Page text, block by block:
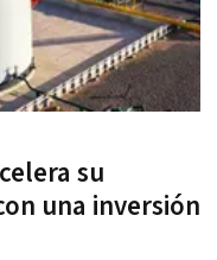
su
una inversión